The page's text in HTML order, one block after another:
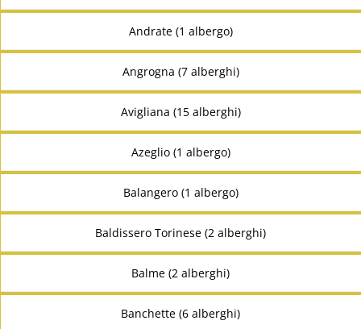
Andrate (1 albergo)
Angrogna (7 alberghi)
Avigliana (15 alberghi)
Azeglio (1 albergo)
Balangero (1 albergo)
Baldissero Torinese (2 alberghi)
Balme (2 alberghi)
Banchette (6 alberghi)